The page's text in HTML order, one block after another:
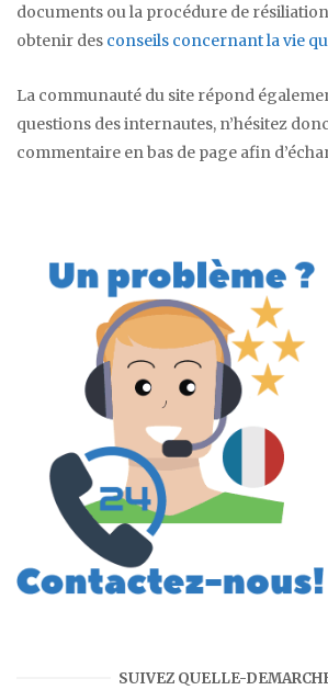
documents ou la procédure de
obtenir des conseils concernant la vie
La communauté du site répond
questions des internautes, n’hésitez
commentaire en bas de page afin
SUIVEZ QUELLE-